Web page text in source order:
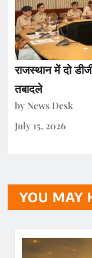
राजस्थान में दो
तबादले
by News Desk
July 15, 2026
YOU MAY